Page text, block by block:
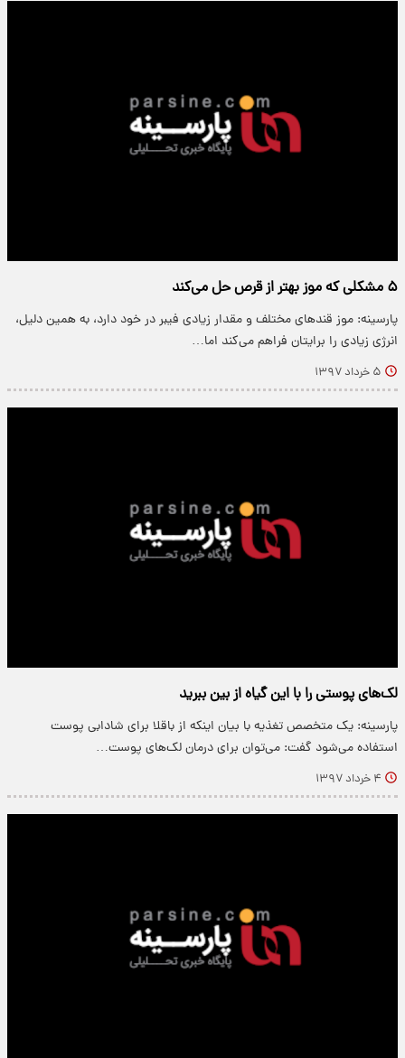
۵ مشکلی که موز بهتر از قرص حل می‌کند
پارسینه: موز قندهای مختلف و مقدار زیادی فیبر در خود دارد، به همین دلیل،
انرژی زیادی را برایتان فراهم می‌کند اما…
۵ خرداد ۱۳۹۷
لک‌های پوستی را با این گیاه از بین ببرید
پارسینه: یک متخصص تغذیه با بیان اینکه از باقلا برای شادابی پوست
استفاده می‌شود گفت: می‌توان برای درمان لک‌های پوست…
۴ خرداد ۱۳۹۷